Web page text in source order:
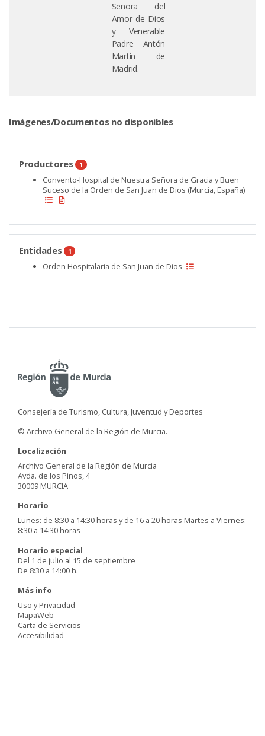
Señora del
Amor de Dios
y Venerable
Padre Antón
Martín de
Madrid.
Imágenes/Documentos no disponibles
Productores 1
Convento-Hospital de Nuestra Señora de Gracia y Buen
Suceso de la Orden de San Juan de Dios (Murcia, España)
Entidades 1
Orden Hospitalaria de San Juan de Dios
Consejería de Turismo, Cultura, Juventud y Deportes
© Archivo General de la Región de Murcia.
Localización
Archivo General de la Región de Murcia
Avda. de los Pinos, 4
30009 MURCIA
Horario
Lunes: de 8:30 a 14:30 horas y de 16 a 20 horas Martes a Viernes:
8:30 a 14:30 horas
Horario especial
Del 1 de julio al 15 de septiembre
De 8:30 a 14:00 h.
Más info
Uso y Privacidad
MapaWeb
Carta de Servicios
Accesibilidad